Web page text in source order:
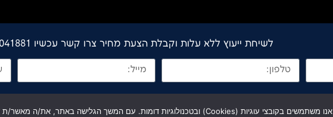
לשיחת ייעוץ ללא עלות וקבלת הצעת מחיר צרו קשר עכשיו 077-8041881 או השאירו פרטים
שליחה אנו משתמשים בקובצי עוגיות (Cookies) ובטכנולוגיות דומות. עם המשך הגלישה באתר, את/ה מאשר/ת את השימוש שנעשה בקבצים הללו.,